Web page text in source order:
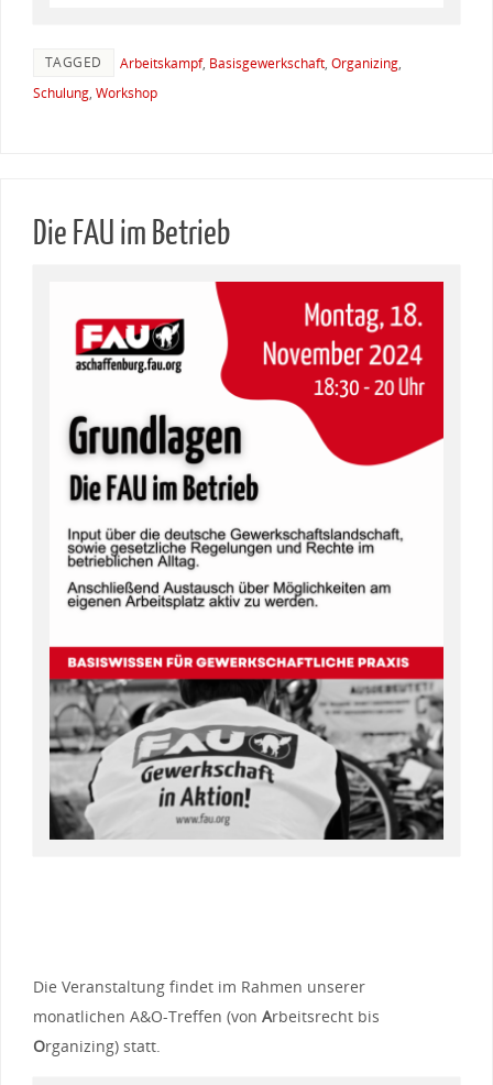
TAGGED Arbeitskampf, Basisgewerkschaft, Organizing,
Schulung, Workshop
Die FAU im Betrieb
Die Veranstaltung findet im Rahmen unserer
monatlichen A&O-Treffen (von Arbeitsrecht bis
Organizing) statt.